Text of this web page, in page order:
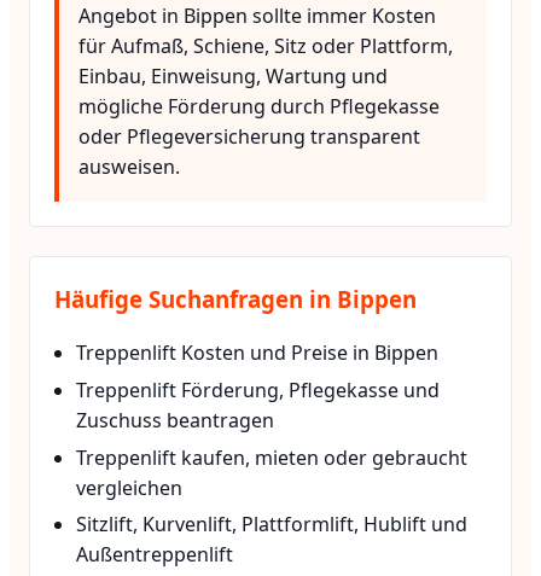
Angebot in Bippen sollte immer Kosten
für Aufmaß, Schiene, Sitz oder Plattform,
Einbau, Einweisung, Wartung und
mögliche Förderung durch Pflegekasse
oder Pflegeversicherung transparent
ausweisen.
Häufige Suchanfragen in Bippen
Treppenlift Kosten und Preise in Bippen
Treppenlift Förderung, Pflegekasse und
Zuschuss beantragen
Treppenlift kaufen, mieten oder gebraucht
vergleichen
Sitzlift, Kurvenlift, Plattformlift, Hublift und
Außentreppenlift